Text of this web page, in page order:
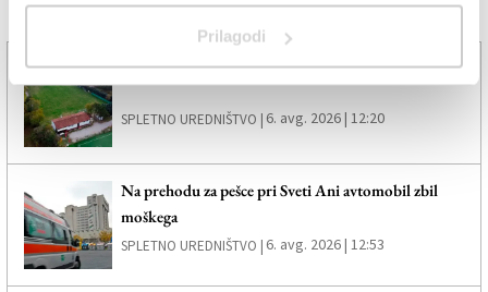
Prilagodi
Več novic
Trebensko igrišče bo ostalo v domačih rokah
SPLETNO UREDNIŠTVO |6. avg. 2026 | 12:20
Na prehodu za pešce pri Sveti Ani avtomobil zbil
moškega
SPLETNO UREDNIŠTVO | 6. avg. 2026 | 12:53